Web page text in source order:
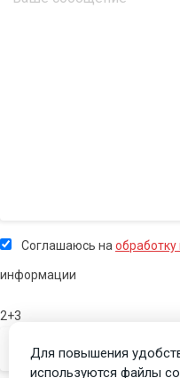
Соглашаюсь на
информации
2+3
Для повышения
используются файлы